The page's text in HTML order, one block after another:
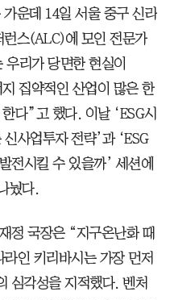
운데 14일 서울 중구 신라
런스(ALC)에 모인 전문가
리가 당면한 현실이
집약적인 산업이 많은 한
다”고 했다. 이날 ‘ESG시
사업투자 전략’과 ‘ESG
전시킬 수 있을까’ 세션에
눴다.
정 국장은 “지구온난화 때
인 키리바시는 가장 먼저
심각성을 지적했다. 벤처